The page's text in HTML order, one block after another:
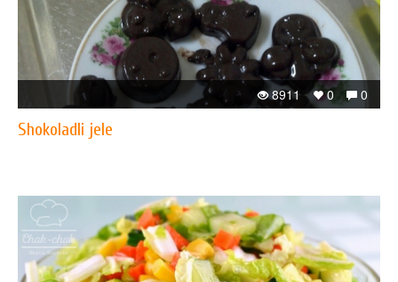
0
0
8911
Shokoladli jele